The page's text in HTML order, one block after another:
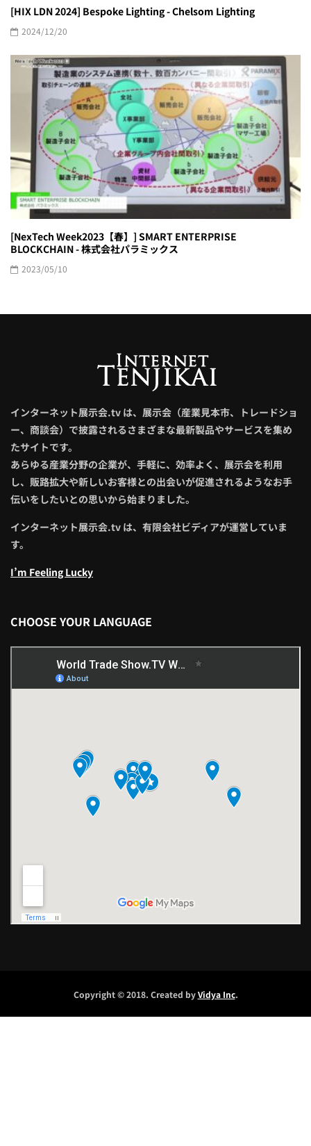
[HIX LDN 2024] Bespoke Lighting - Chelsom Lighting
2024/12/20
[NexTech Week2023【春】] SMART ENTERPRISE
BLOCKCHAIN - 株式会社パラミックス
2023/05/10
インターネット展示会.tv は、展示会（産業見本市、トレードショ
ー、商談会）で披露されるさまざまな最新製品やサービスを集め
たサイトです。
あらゆる産業分野の企業が、手軽に、効率よく、展示会を利用
し、販路拡大や新しいお客様との出会いが促進されるようなお手
伝いをしたいとの思いから始まりました。
インターネット展示会.tv は、有限会社ビディアが運営していま
す。
I’m Feeling Lucky
CHOOSE YOUR LANGUAGE
Copyright © 2018. Created byVidya Inc.